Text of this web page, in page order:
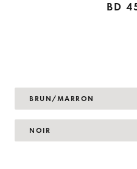
BD
BRUN/MARRON
NOIR